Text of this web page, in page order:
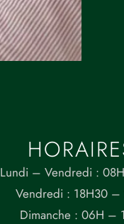
Lundi – Vendredi :
Vendredi : 18H30 –
Dimanche : 06H –